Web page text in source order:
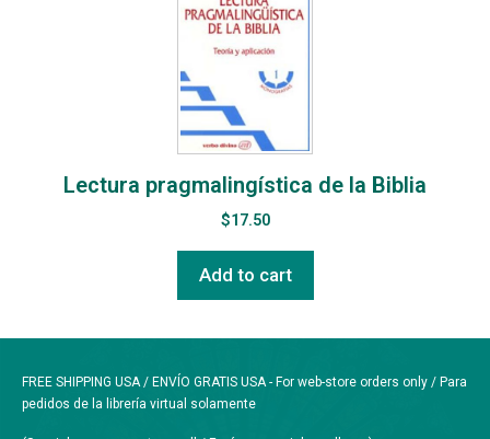
Lectura pragmalingística de la Biblia
$17.50
Add to cart
FREE SHIPPING USA / ENVÍO GRATIS USA - For web-store orders only / Para
pedidos de la librería virtual solamente